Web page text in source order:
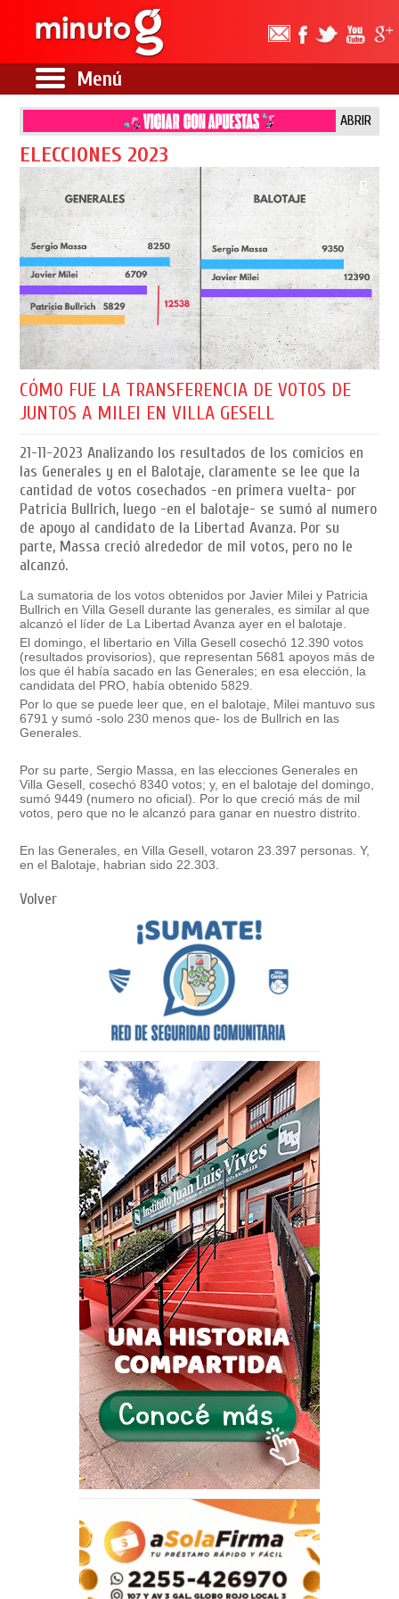
Menú
ABRIR
ELECCIONES 2023
CÓMO FUE LA TRANSFERENCIA DE VOTOS DE
JUNTOS A MILEI EN VILLA GESELL
21-11-2023 Analizando los resultados de los comicios en
las Generales y en el Balotaje, claramente se lee que la
cantidad de votos cosechados -en primera vuelta- por
Patricia Bullrich, luego -en el balotaje- se sumó al numero
de apoyo al candidato de la Libertad Avanza. Por su
parte, Massa creció alrededor de mil votos, pero no le
alcanzó.
La sumatoria de los votos obtenidos por Javier Milei y Patricia
Bullrich en Villa Gesell durante las generales, es similar al que
alcanzó el líder de La Libertad Avanza ayer en el balotaje.
El domingo, el libertario en Villa Gesell cosechó 12.390 votos
(resultados provisorios), que representan 5681 apoyos más de
los que él había sacado en las Generales; en esa elección, la
candidata del PRO, había obtenido 5829.
Por lo que se puede leer que, en el balotaje, Milei mantuvo sus
6791 y sumó -solo 230 menos que- los de Bullrich en las
Generales.
Por su parte, Sergio Massa, en las elecciones Generales en
Villa Gesell, cosechó 8340 votos; y, en el balotaje del domingo,
sumó 9449 (numero no oficial). Por lo que creció más de mil
votos, pero que no le alcanzó para ganar en nuestro distrito.
En las Generales, en Villa Gesell, votaron 23.397 personas. Y,
en el Balotaje, habrian sido 22.303.
Volver